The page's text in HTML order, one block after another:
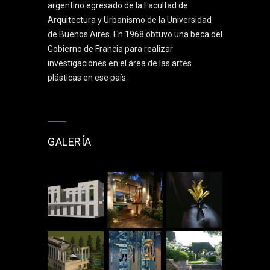
argentino egresado de la Facultad de
Arquitectura y Urbanismo de la Universidad
de Buenos Aires. En 1968 obtuvo una beca del
Gobierno de Francia para realizar
investigaciones en el área de las artes
plásticas en ese país.
GALERÍA